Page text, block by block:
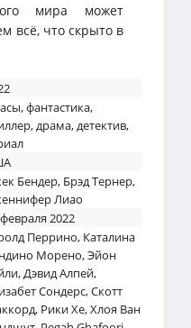
мира может
всё, что скрыто в
,фантастика,
,драма,детектив,
Бендер, Брэд Тернер,
Лиао
2022
Перрино, Каталина
Морено,Эйон
,Дэвид Алпей,
Сондерс,Скотт
, Рики Хе,Хлоя Ван